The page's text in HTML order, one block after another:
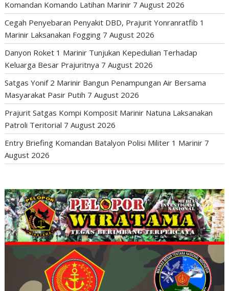
Komandan Komando Latihan Marinir 7 August 2026
Cegah Penyebaran Penyakit DBD, Prajurit Yonranratfib 1
Marinir Laksanakan Fogging 7 August 2026
Danyon Roket 1 Marinir Tunjukan Kepedulian Terhadap
Keluarga Besar Prajuritnya 7 August 2026
Satgas Yonif 2 Marinir Bangun Penampungan Air Bersama
Masyarakat Pasir Putih 7 August 2026
Prajurit Satgas Kompi Komposit Marinir Natuna Laksanakan
Patroli Teritorial 7 August 2026
Entry Briefing Komandan Batalyon Polisi Militer 1 Marinir 7
August 2026